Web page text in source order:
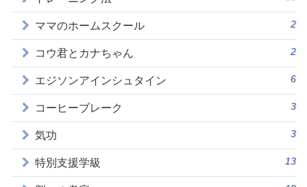
ママのホームスクール 2
コウ君とカナちゃん 2
エジソンアインシュタイン 6
コーヒーブレーク 3
気功 3
特別支援学級 13